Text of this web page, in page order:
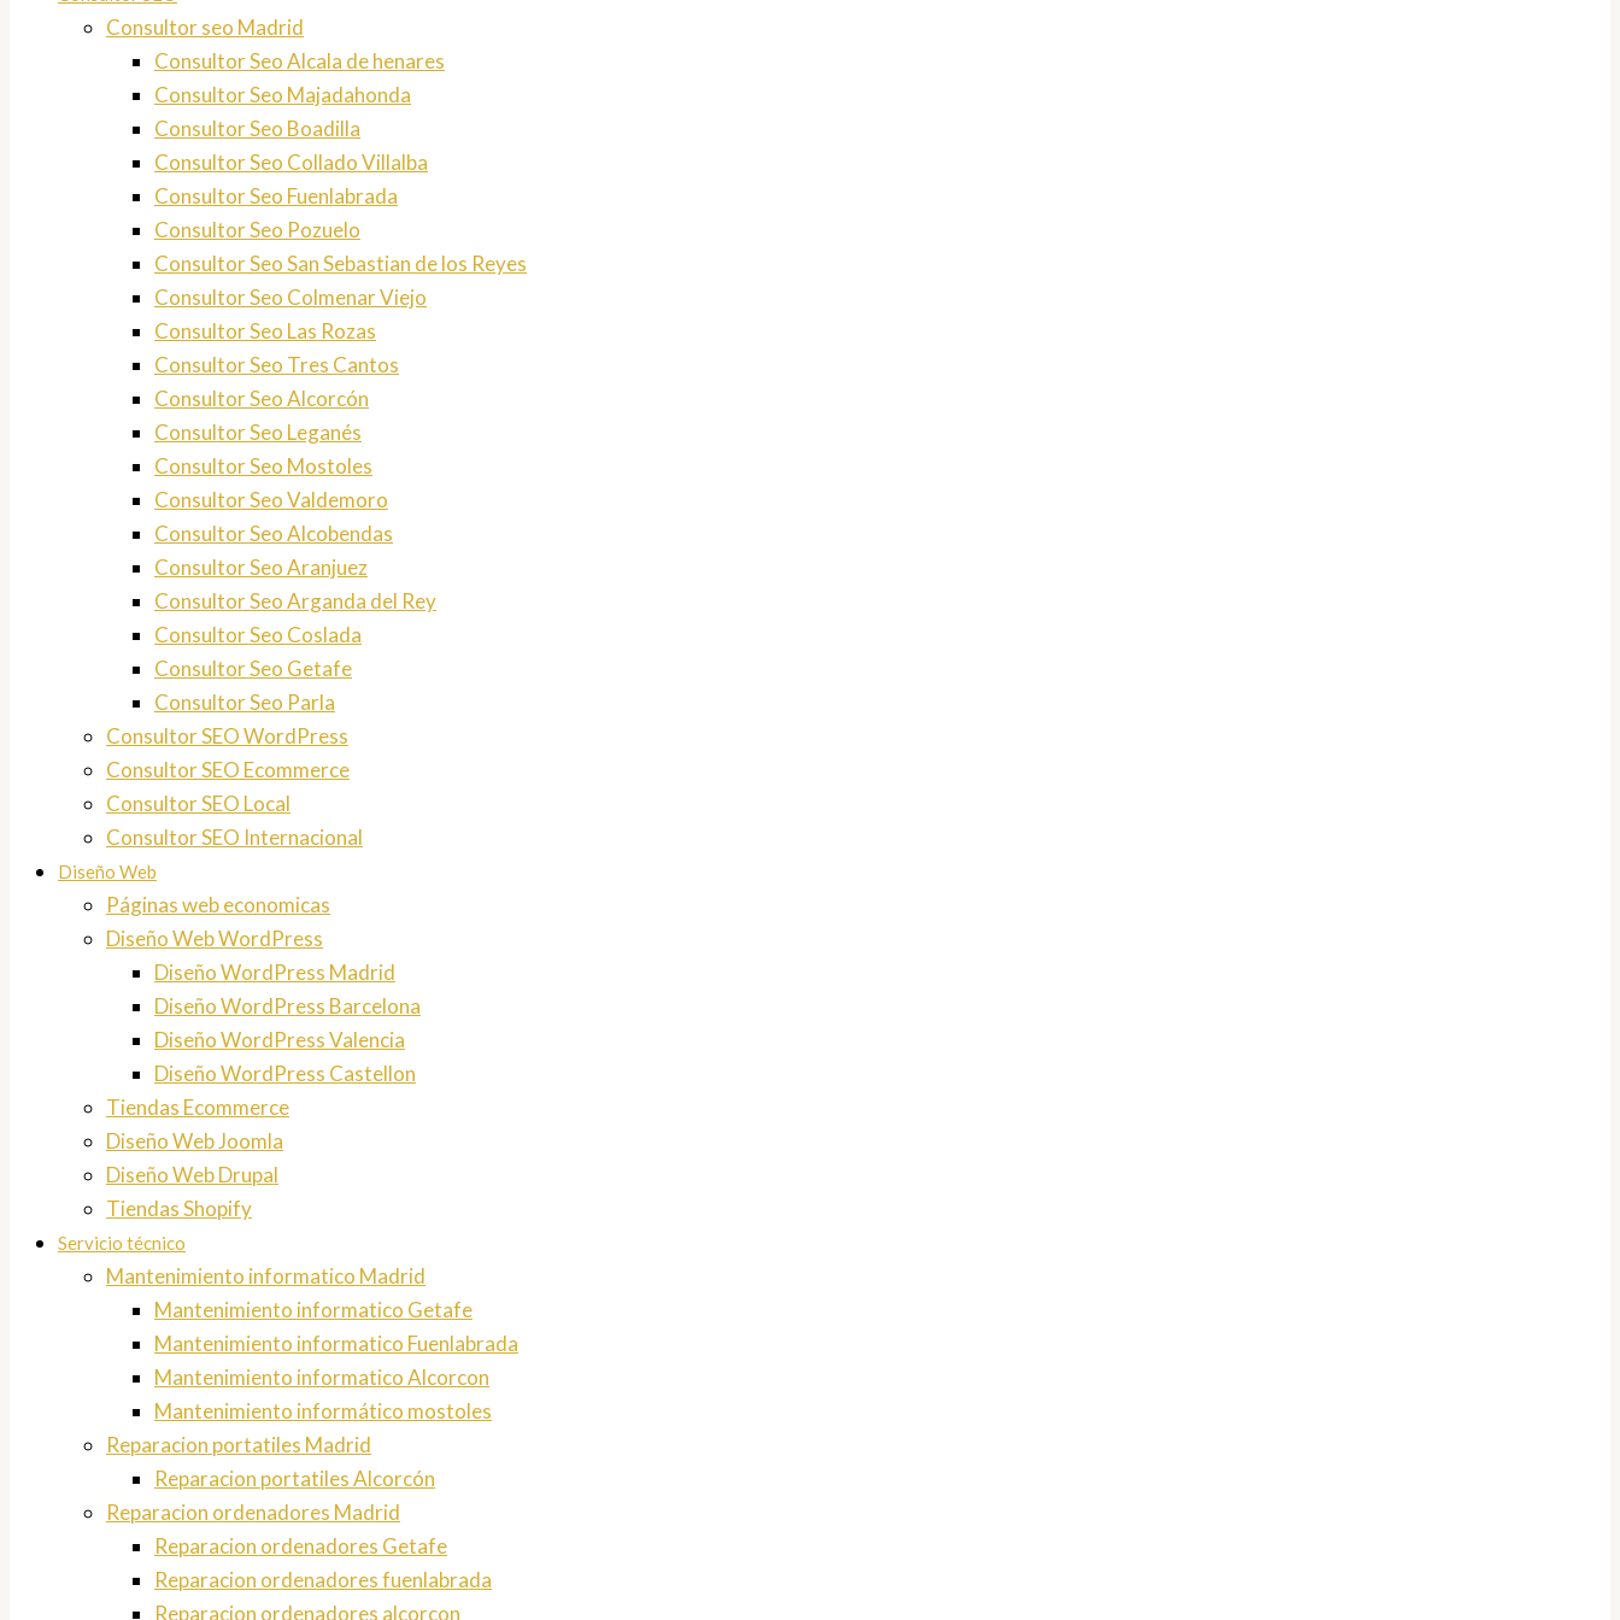
Consultor seo Madrid
Consultor Seo Alcala de henares
Consultor Seo Majadahonda
Consultor Seo Boadilla
Consultor Seo Collado Villalba
Consultor Seo Fuenlabrada
Consultor Seo Pozuelo
Consultor Seo San Sebastian de los Reyes
Consultor Seo Colmenar Viejo
Consultor Seo Las Rozas
Consultor Seo Tres Cantos
Consultor Seo Alcorcón
Consultor Seo Leganés
Consultor Seo Mostoles
Consultor Seo Valdemoro
Consultor Seo Alcobendas
Consultor Seo Aranjuez
Consultor Seo Arganda del Rey
Consultor Seo Coslada
Consultor Seo Getafe
Consultor Seo Parla
Consultor SEO WordPress
Consultor SEO Ecommerce
Consultor SEO Local
Consultor SEO Internacional
Diseño Web
Páginas web economicas
Diseño Web WordPress
Diseño WordPress Madrid
Diseño WordPress Barcelona
Diseño WordPress Valencia
Diseño WordPress Castellon
Tiendas Ecommerce
Diseño Web Joomla
Diseño Web Drupal
Tiendas Shopify
Servicio técnico
Mantenimiento informatico Madrid
Mantenimiento informatico Getafe
Mantenimiento informatico Fuenlabrada
Mantenimiento informatico Alcorcon
Mantenimiento informático mostoles
Reparacion portatiles Madrid
Reparacion portatiles Alcorcón
Reparacion ordenadores Madrid
Reparacion ordenadores Getafe
Reparacion ordenadores fuenlabrada
Reparacion ordenadores alcorcon